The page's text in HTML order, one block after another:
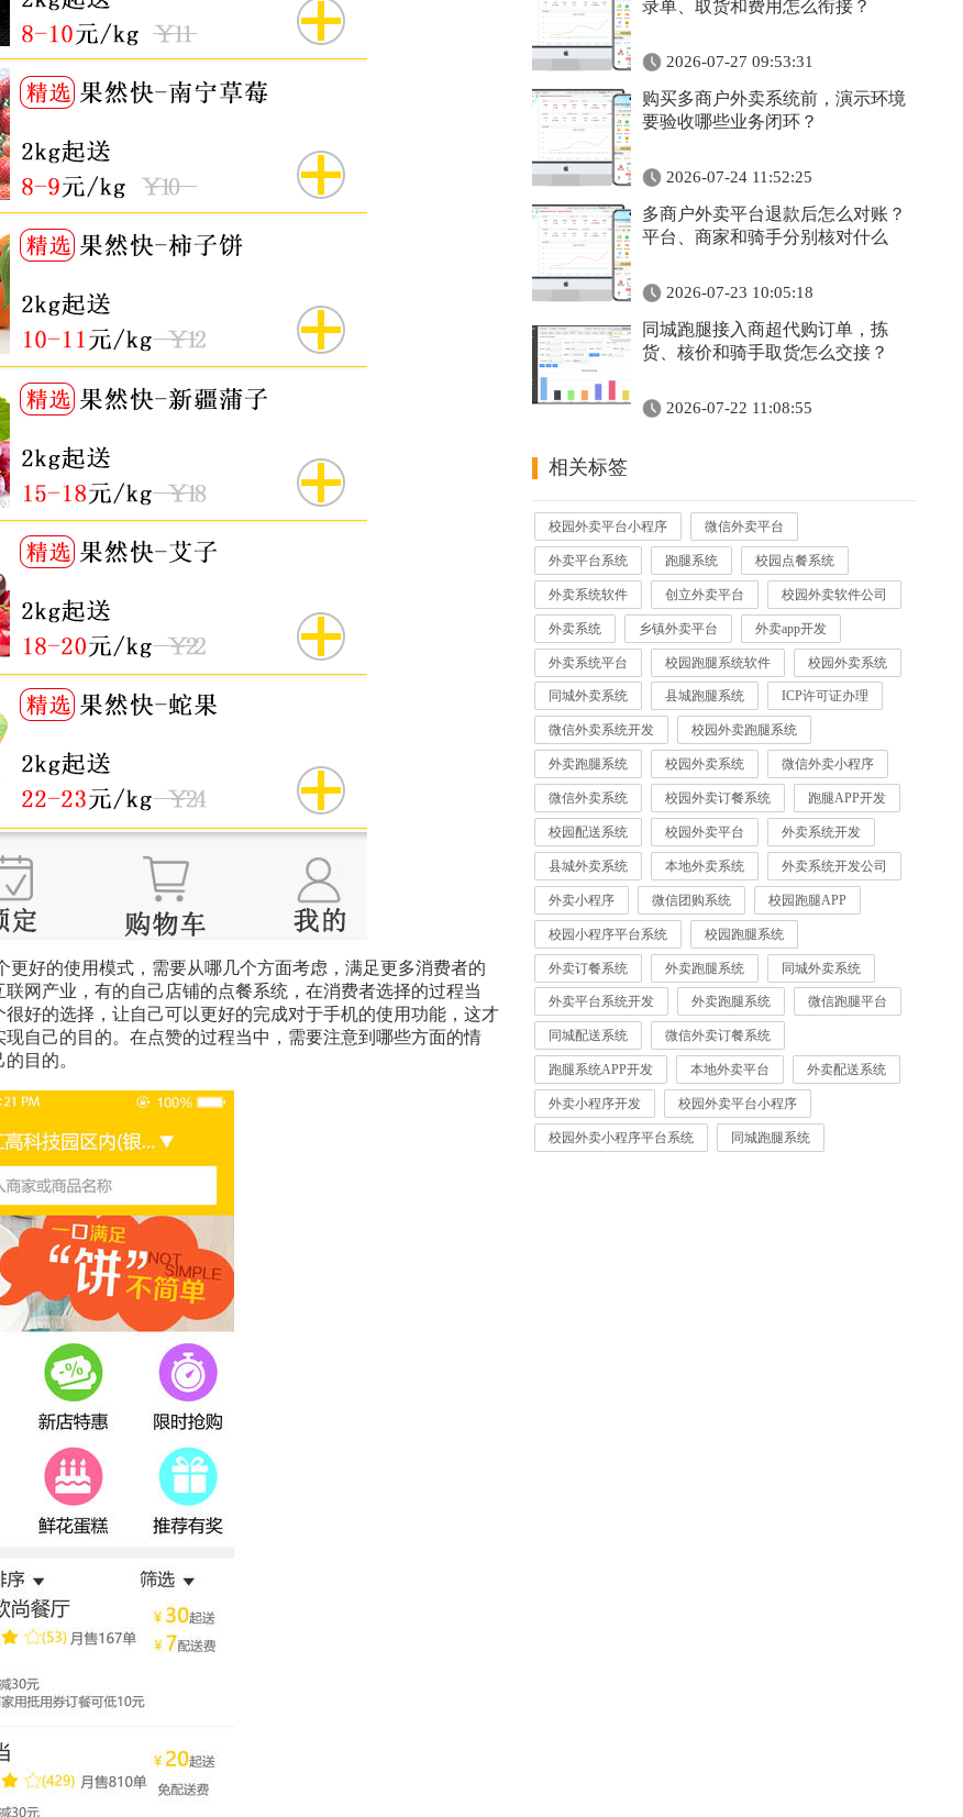
好的使用模式，需要从哪几个方面考虑，满足更多消费者的
网产业，有的自己店铺的点餐系统，在消费者选择的过程当
很好的选择，让自己可以更好的完成对于手机的使用功能，这才
自己的目的。在点赞的过程当中，需要注意到哪些方面的情
目的。
录单、取货和费用怎么衔接？
2026-07-27 09:53:31
购买多商户外卖系统前，演示环境
要验收哪些业务闭环？
2026-07-24 11:52:25
多商户外卖平台退款后怎么对账？
平台、商家和骑手分别核对什么
2026-07-23 10:05:18
同城跑腿接入商超代购订单，拣
货、核价和骑手取货怎么交接？
2026-07-22 11:08:55
相关标签
校园外卖平台小程序 微信外卖平台
外卖平台系统 跑腿系统 校园点餐系统
外卖系统软件 创立外卖平台 校园外卖软件公司
外卖系统 乡镇外卖平台 外卖app开发
外卖系统平台 校园跑腿系统软件 校园外卖系统
同城外卖系统 县城跑腿系统 ICP许可证办理
微信外卖系统开发 校园外卖跑腿系统
外卖跑腿系统 校园外卖系统 微信外卖小程序
微信外卖系统 校园外卖订餐系统 跑腿APP开发
校园配送系统 校园外卖平台 外卖系统开发
县城外卖系统 本地外卖系统 外卖系统开发公司
外卖小程序 微信团购系统 校园跑腿APP
校园小程序平台系统 校园跑腿系统
外卖订餐系统 外卖跑腿系统 同城外卖系统
外卖平台系统开发 外卖跑腿系统 微信跑腿平台
同城配送系统 微信外卖订餐系统
跑腿系统APP开发 本地外卖平台 外卖配送系统
外卖小程序开发 校园外卖平台小程序
校园外卖小程序平台系统 同城跑腿系统